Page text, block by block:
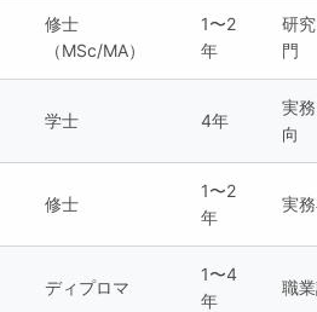
修士
（MSc/MA）
1〜2
年
研
門
学士 4年
実
向
修士
1〜2
年
実
ディプロマ
1〜4
年
職